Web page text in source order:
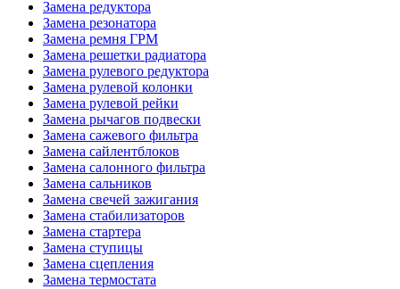
Замена редуктора
Замена резонатора
Замена ремня ГРМ
Замена решетки радиатора
Замена рулевого редуктора
Замена рулевой колонки
Замена рулевой рейки
Замена рычагов подвески
Замена сажевого фильтра
Замена сайлентблоков
Замена салонного фильтра
Замена сальников
Замена свечей зажигания
Замена стабилизаторов
Замена стартера
Замена ступицы
Замена сцепления
Замена термостата